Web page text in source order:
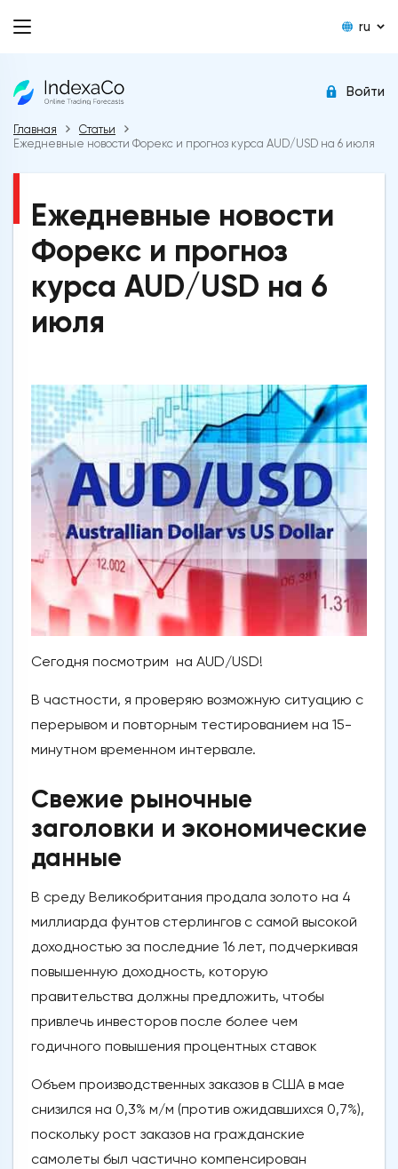
ru
Войти
Главная
Статьи
Ежедневные новости Форекс и прогноз курса AUD/USD на 6 июля
Ежедневные новости
Форекс и прогноз
курса AUD/USD на 6
июля
Сегодня посмотрим на AUD/USD!
В частности, я проверяю возможную ситуацию с
перерывом и повторным тестированием на 15-
минутном временном интервале.
Свежие рыночные
заголовки и экономические
данные
В среду Великобритания продала золото на 4
миллиарда фунтов стерлингов с самой высокой
доходностью за последние 16 лет, подчеркивая
повышенную доходность, которую
правительства должны предложить, чтобы
привлечь инвесторов после более чем
годичного повышения процентных ставок
Объем производственных заказов в США в мае
снизился на 0,3% м/м (против ожидавшихся 0,7%),
поскольку рост заказов на гражданские
самолеты был частично компенсирован